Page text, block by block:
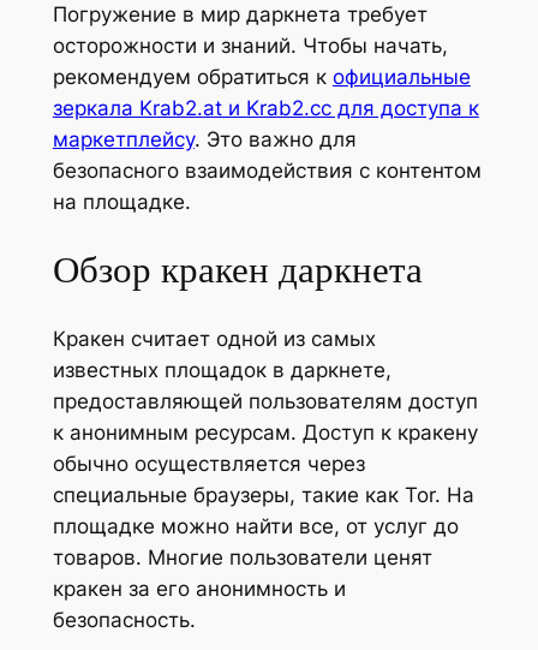
Погружение в мир даркнета требует
осторожности и знаний. Чтобы начать,
рекомендуем обратиться к официальные
зеркала Krab2.at и Krab2.cc для доступа к
маркетплейсу. Это важно для
безопасного взаимодействия с контентом
на площадке.
Обзор кракен даркнета
Кракен считает одной из самых
известных площадок в даркнете,
предоставляющей пользователям доступ
к анонимным ресурсам. Доступ к кракену
обычно осуществляется через
специальные браузеры, такие как Tor. На
площадке можно найти все, от услуг до
товаров. Многие пользователи ценят
кракен за его анонимность и
безопасность.